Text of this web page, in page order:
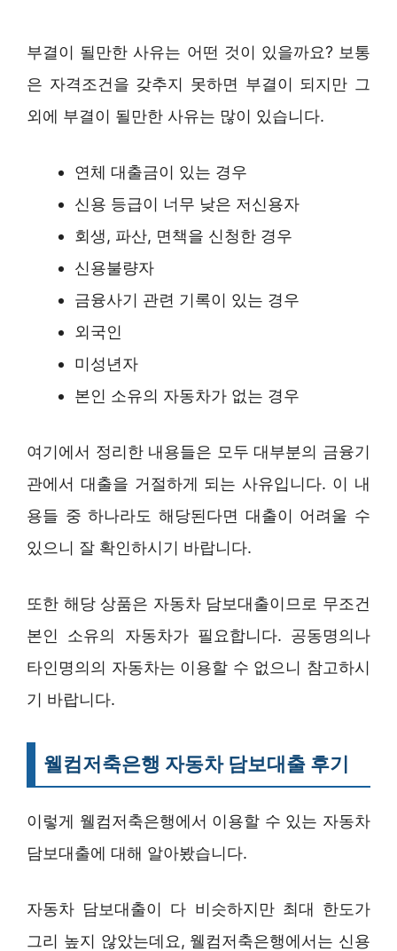
부결이 될만한 사유는 어떤 것이 있을까요? 보통
은 자격조건을 갖추지 못하면 부결이 되지만 그
외에 부결이 될만한 사유는 많이 있습니다.
연체 대출금이 있는 경우
신용 등급이 너무 낮은 저신용자
회생, 파산, 면책을 신청한 경우
신용불량자
금융사기 관련 기록이 있는 경우
외국인
미성년자
본인 소유의 자동차가 없는 경우
여기에서 정리한 내용들은 모두 대부분의 금융기
관에서 대출을 거절하게 되는 사유입니다. 이 내
용들 중 하나라도 해당된다면 대출이 어려울 수
있으니 잘 확인하시기 바랍니다.
또한 해당 상품은 자동차 담보대출이므로 무조건
본인 소유의 자동차가 필요합니다. 공동명의나
타인명의의 자동차는 이용할 수 없으니 참고하시
기 바랍니다.
웰컴저축은행 자동차 담보대출 후기
이렇게 웰컴저축은행에서 이용할 수 있는 자동차
담보대출에 대해 알아봤습니다.
자동차 담보대출이 다 비슷하지만 최대 한도가
그리 높지 않았는데요, 웰컴저축은행에서는 신용